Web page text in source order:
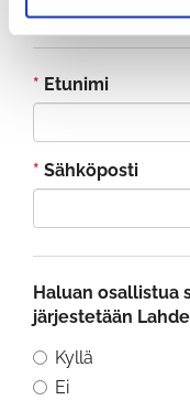
alla olevan
* Etunimi
* Sähköposti
Haluan osallistua
järjestetään
Kyllä
Ei